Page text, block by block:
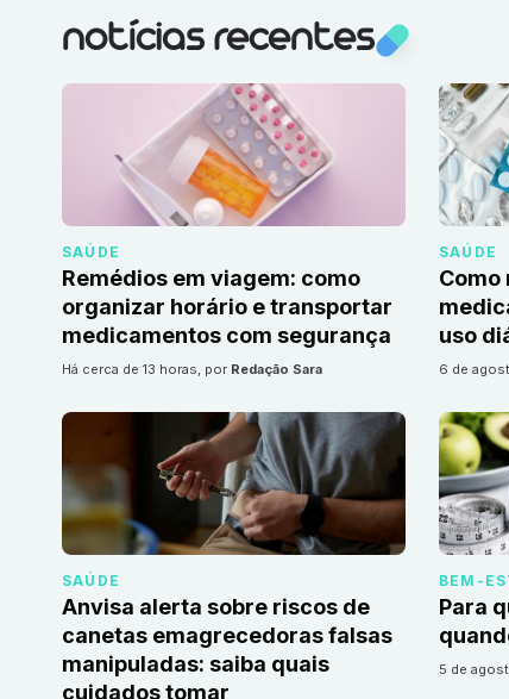
notícias recentes
SAÚDE
Remédios em viagem: como
organizar horário e transportar
medicamentos com segurança
há cerca de 13 horas, por Redação Sara
SAÚDE
Como
uso
6 de
SAÚDE
Anvisa alerta sobre riscos de
canetas emagrecedoras falsas
manipuladas: saiba quais
cuidados tomar
BEM-
Para
5 de